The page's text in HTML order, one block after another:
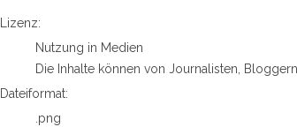
go to media item
Lizenz:
Nutzung in Medien
Die Inhalte können von Journalisten,
Dateiformat:
.png